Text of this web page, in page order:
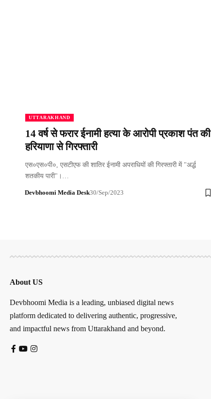
UTTARAKHAND
14 वर्ष से फरार ईनामी हत्या के आरोपी प्रकाश पंत की
हरियाणा से गिरफ्तारी
एस०एस०पी०, एसटीएफ की शातिर ईनामी अपराधियों की गिरफ्तारी में "अर्द्ध
शतकीय पारी"।…
Devbhoomi Media Desk30/Sep/2023
About US
Devbhoomi Media is a leading, unbiased digital news
platform dedicated to delivering authentic, progressive,
and impactful news from Uttarakhand and beyond.